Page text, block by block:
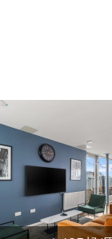
0.01米
0.01米
0.01米
0.01米